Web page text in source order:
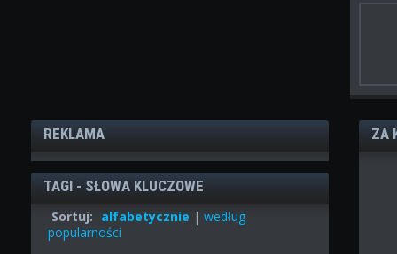
REKLAMA
TAGI - SŁOWA KLUCZOWE
Sortuj: alfabetycznie |według
popularności
ZA